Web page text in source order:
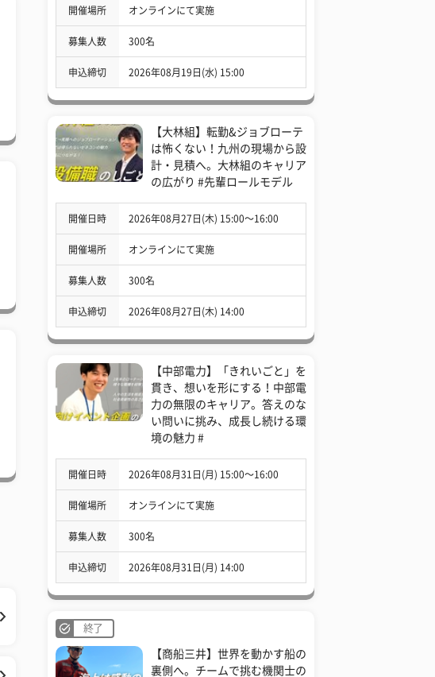
開催場所 オンラインにて実施
募集人数 300名
申込締切 2026年08月19日(水) 15:00
【大林組】転勤&ジョブローテ
は怖くない！九州の現場から設
計・見積へ。大林組のキャリア
の広がり #先輩ロールモデル
開催日時 2026年08月27日(木) 15:00〜16:00
開催場所 オンラインにて実施
募集人数 300名
申込締切 2026年08月27日(木) 14:00
【中部電力】「きれいごと」を
貫き、想いを形にする！中部電
力の無限のキャリア。答えのな
い問いに挑み、成長し続ける環
境の魅力 #
開催日時 2026年08月31日(月) 15:00〜16:00
開催場所 オンラインにて実施
募集人数 300名
申込締切 2026年08月31日(月) 14:00
終了
【商船三井】世界を動かす船の
裏側へ。チームで挑む機関士の